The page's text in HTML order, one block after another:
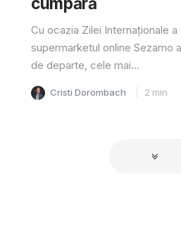
Cu ocazia Zilei Internaționale a
supermarketul online Sezamo
de departe, cele mai...
Cristi Dorombach 2 min